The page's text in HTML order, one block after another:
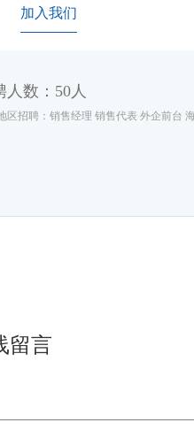
加入我们
人数：50人
区招聘：销售经理 销售代表 外企前台
留言